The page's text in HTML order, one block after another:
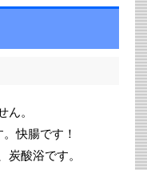
。
快腸です！
酸浴です。